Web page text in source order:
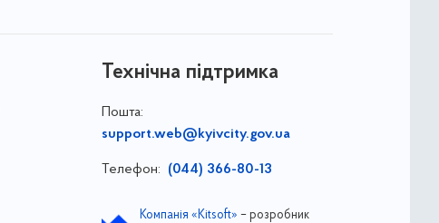
Технічна підтримка
Пошта:
support.web@kyivcity.gov.ua
Телефон: (044) 366-80-13
Компанія «Kitsoft» – розробник